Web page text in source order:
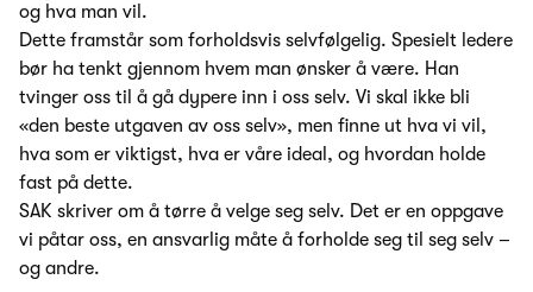
og hva man vil.
Dette framstår som forholdsvis selvfølgelig. Spesielt ledere
bør ha tenkt gjennom hvem man ønsker å være. Han
tvinger oss til å gå dypere inn i oss selv. Vi skal ikke bli
«den beste utgaven av oss selv», men finne ut hva vi vil,
hva som er viktigst, hva er våre ideal, og hvordan holde
fast på dette.
SAK skriver om å tørre å velge seg selv. Det er en oppgave
vi påtar oss, en ansvarlig måte å forholde seg til seg selv –
og andre.